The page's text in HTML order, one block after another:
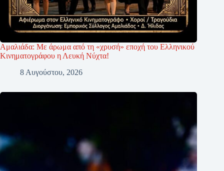
Αμαλιάδα: Με άρωμα από τη «χρυσή» εποχή του Ελληνικού
Κινηματογράφου η Λευκή Νύχτα!
8 Αυγούστου, 2026